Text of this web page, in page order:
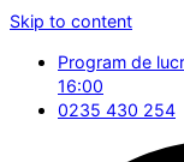
Skip to content
Program de
16:00
0235 430 254